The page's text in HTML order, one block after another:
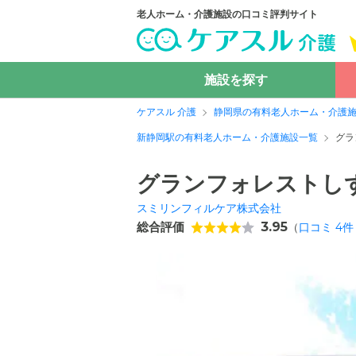
老人ホーム・介護施設の口コミ評判サイト
施設を探す
ケアスル 介護 静岡県の有料老人ホーム・介護
新静岡駅の有料老人ホーム・介護施設一覧 グ
グランフォレストし
スミリンフィルケア株式会社
総合評価 3.95 （口コミ 4件